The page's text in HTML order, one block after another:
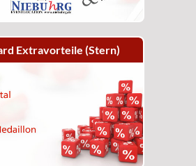
Extravorteile (Stern)